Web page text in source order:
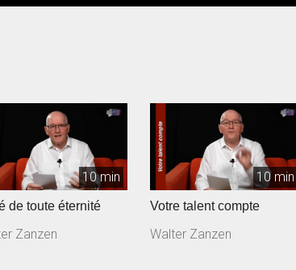
10 min
de toute éternité
Zanzen
10 min
Votre talent compte
Walter Zanzen